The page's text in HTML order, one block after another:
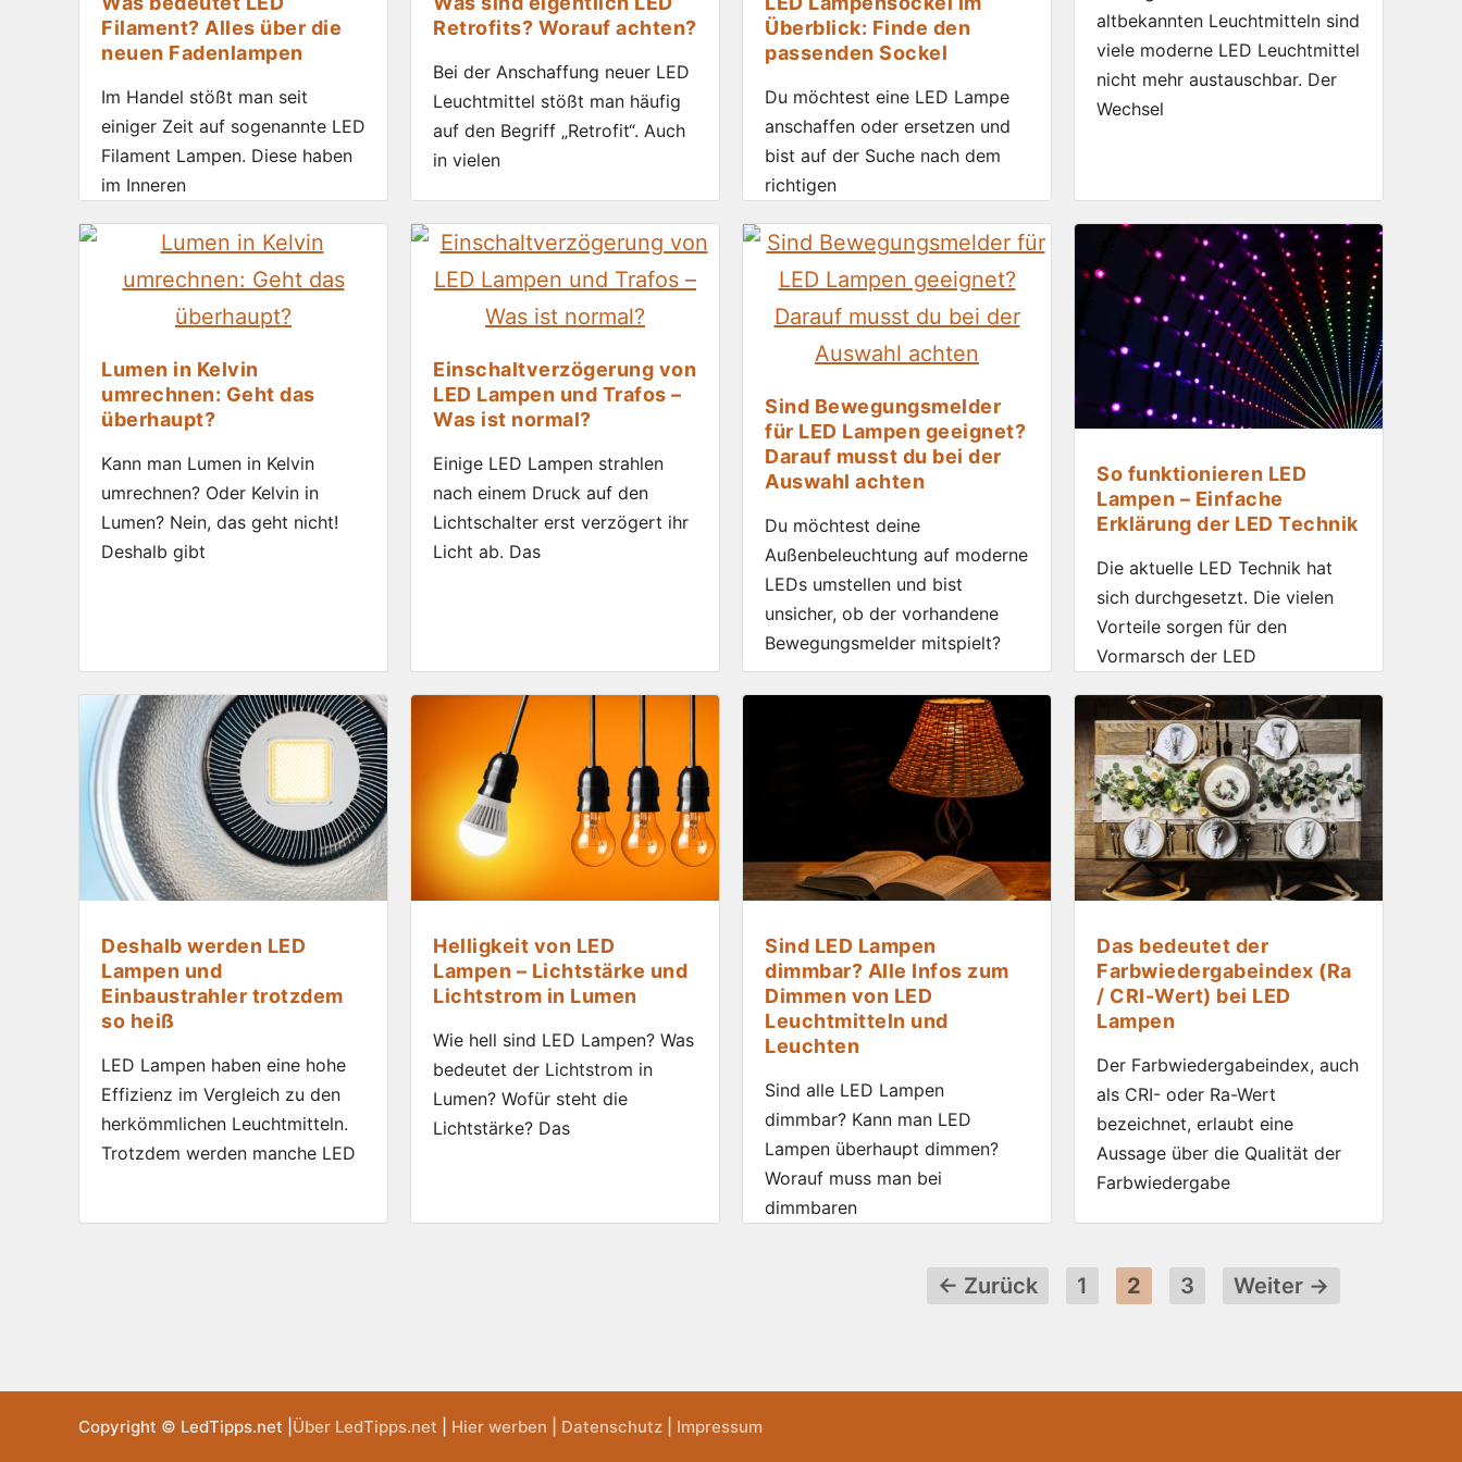
Filament? Alles über die
neuen Fadenlampen
Im Handel stößt man seit
einiger Zeit auf sogenannte LED
Filament Lampen. Diese haben
im Inneren
Retrofits? Worauf achten?
Bei der Anschaffung neuer LED
Leuchtmittel stößt man häufig
auf den Begriff „Retrofit“. Auch
in vielen
Überblick: Finde den
passenden Sockel
Du möchtest eine LED Lampe
anschaffen oder ersetzen und
bist auf der Suche nach dem
richtigen
altbekannten Leuchtmitteln sind
viele moderne LED Leuchtmittel
nicht mehr austauschbar. Der
Wechsel
Lumen in Kelvin
umrechnen: Geht das
überhaupt?
Kann man Lumen in Kelvin
umrechnen? Oder Kelvin in
Lumen? Nein, das geht nicht!
Deshalb gibt
Einschaltverzögerung von
LED Lampen und Trafos –
Was ist normal?
Einige LED Lampen strahlen
nach einem Druck auf den
Lichtschalter erst verzögert ihr
Licht ab. Das
Sind Bewegungsmelder
für LED Lampen geeignet?
Darauf musst du bei der
Auswahl achten
Du möchtest deine
Außenbeleuchtung auf moderne
LEDs umstellen und bist
unsicher, ob der vorhandene
Bewegungsmelder mitspielt?
So funktionieren LED
Lampen – Einfache
Erklärung der LED Technik
Die aktuelle LED Technik hat
sich durchgesetzt. Die vielen
Vorteile sorgen für den
Vormarsch der LED
Deshalb werden LED
Lampen und
Einbaustrahler trotzdem
so heiß
LED Lampen haben eine hohe
Effizienz im Vergleich zu den
herkömmlichen Leuchtmitteln.
Trotzdem werden manche LED
Helligkeit von LED
Lampen – Lichtstärke und
Lichtstrom in Lumen
Wie hell sind LED Lampen? Was
bedeutet der Lichtstrom in
Lumen? Wofür steht die
Lichtstärke? Das
Sind LED Lampen
dimmbar? Alle Infos zum
Dimmen von LED
Leuchtmitteln und
Leuchten
Sind alle LED Lampen
dimmbar? Kann man LED
Lampen überhaupt dimmen?
Worauf muss man bei
dimmbaren
Das bedeutet der
Farbwiedergabeindex (Ra
/ CRI-Wert) bei LED
Lampen
Der Farbwiedergabeindex, auch
als CRI- oder Ra-Wert
bezeichnet, erlaubt eine
Aussage über die Qualität der
Farbwiedergabe
← Zurück Seite
1 Seite
2 Seite
3 Weiter →
Copyright © LedTipps.net | Über LedTipps.net Hier werben Datenschutz Impressum